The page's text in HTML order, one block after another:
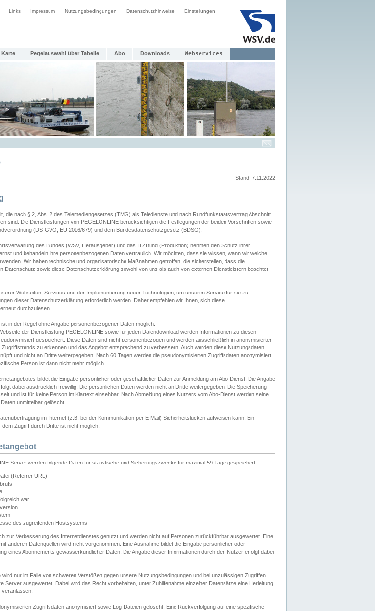
Links Impressum Nutzungsbedingungen Datenschutzhinweise Einstellungen
Karte Pegelauswahl über Tabelle Abo Downloads Webservices
Stand: 7.11.2022
die nach § 2, Abs. 2 des Telemediengesetzes (TMG) als Teledienste und nach Rundfunkstaatsvertrag Abschnitt
sind. Die Dienstleistungen von PEGELONLINE berücksichtigen die Festlegungen der beiden Vorschriften sowie
(DS-GVO, EU 2016/679) und dem Bundesdatenschutzgesetz (BDSG).
des Bundes (WSV, Herausgeber) und das ITZBund (Produktion) nehmen den Schutz ihrer
und behandeln ihre personenbezogenen Daten vertraulich. Wir möchten, dass sie wissen, wann wir welche
Wir haben technische und organisatorische Maßnahmen getroffen, die sicherstellen, dass die
Datenschutz sowie diese Datenschutzerklärung sowohl von uns als auch von externen Dienstleistern beachtet
Webseiten, Services und der Implementierung neuer Technologien, um unseren Service für sie zu
dieser Datenschutzerklärung erforderlich werden. Daher empfehlen wir Ihnen, sich diese
durchzulesen.
in der Regel ohne Angabe personenbezogener Daten möglich.
der Dienstleistung PEGELONLINE sowie für jeden Datendownload werden Informationen zu diesen
gespeichert. Diese Daten sind nicht personenbezogen und werden ausschließlich in anonymisierter
zu erkennen und das Angebot entsprechend zu verbessern. Auch werden diese Nutzungsdaten
und nicht an Dritte weitergegeben. Nach 60 Tagen werden die pseudonymisierten Zugriffsdaten anonymisiert.
Person ist dann nicht mehr möglich.
bildet die Eingabe persönlicher oder geschäftlicher Daten zur Anmeldung am Abo-Dienst. Die Angabe
dabei ausdrücklich freiwillig. Die persönlichen Daten werden nicht an Dritte weitergegeben. Die Speicherung
und ist für keine Person im Klartext einsehbar. Nach Abmeldung eines Nutzers vom Abo-Dienst werden seine
unmittelbar gelöscht.
im Internet (z.B. bei der Kommunikation per E-Mail) Sicherheitslücken aufweisen kann. Ein
Zugriff durch Dritte ist nicht möglich.
Server werden folgende Daten für statistische und Sicherungszwecke für maximal 59 Tage gespeichert:
(Referrer URL)
war
des zugreifenden Hostsystems
zur Verbesserung des Internetdienstes genutzt und werden nicht auf Personen zurückführbar ausgewertet. Eine
anderen Datenquellen wird nicht vorgenommen. Eine Ausnahme bildet die Eingabe persönlicher oder
eines Abonnements gewässerkundlicher Daten. Die Angabe dieser Informationen durch den Nutzer erfolgt dabei
nur im Falle von schweren Verstößen gegen unsere Nutzungsbedingungen und bei unzulässigen Zugriffen
Server ausgewertet. Dabei wird das Recht vorbehalten, unter Zuhilfenahme einzelner Datensätze eine Herleitung
Zugriffsdaten anonymisiert sowie Log-Dateien gelöscht. Eine Rückverfolgung auf eine spezifische